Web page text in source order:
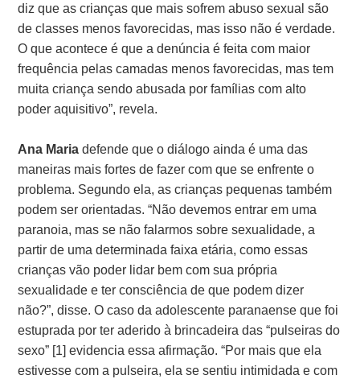
diz que as crianças que mais sofrem abuso sexual são
de classes menos favorecidas, mas isso não é verdade.
O que acontece é que a denúncia é feita com maior
frequência pelas camadas menos favorecidas, mas tem
muita criança sendo abusada por famílias com alto
poder aquisitivo”, revela.
Ana Maria defende que o diálogo ainda é uma das
maneiras mais fortes de fazer com que se enfrente o
problema. Segundo ela, as crianças pequenas também
podem ser orientadas. “Não devemos entrar em uma
paranoia, mas se não falarmos sobre sexualidade, a
partir de uma determinada faixa etária, como essas
crianças vão poder lidar bem com sua própria
sexualidade e ter consciência de que podem dizer
não?”, disse. O caso da adolescente paranaense que foi
estuprada por ter aderido à brincadeira das “pulseiras do
sexo” [1] evidencia essa afirmação. “Por mais que ela
estivesse com a pulseira, ela se sentiu intimidada e com